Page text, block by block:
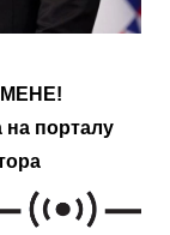
на порталу